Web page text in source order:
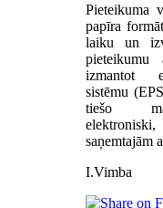
Pieteikuma
papīra
laiku un
pieteikumu
izmantot
sistēmu
tiešo
saņemtajām
I.Vimba